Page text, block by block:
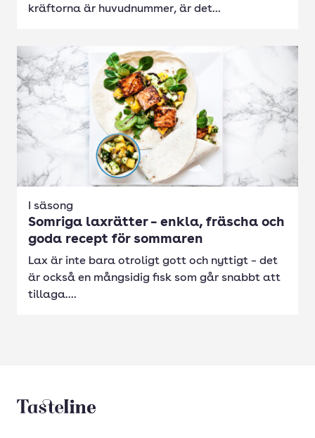
kräftorna är huvudnummer, är det...
I säsong
Somriga laxrätter – enkla, fräscha och
goda recept för sommaren
Lax är inte bara otroligt gott och nyttigt – det
är också en mångsidig fisk som går snabbt att
tillaga....
Tasteline startsida